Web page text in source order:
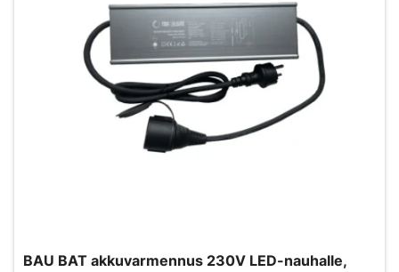
BAU BAT akkuvarmennus 230V LED-nauhalle,